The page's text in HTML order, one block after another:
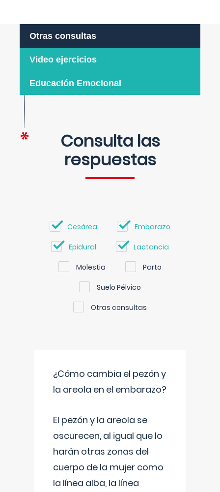
Otras consultas
Video ejercicios
Educación Emocional
Consulta las
respuestas
Cesárea Embarazo
Epidural Lactancia
Molestia Parto
Suelo Pélvico
Otras consultas
¿Cómo cambia el pezón y
la areola en el embarazo?
El pezón y la areola se
oscurecen, al igual que lo
harán otras zonas del
cuerpo de la mujer como
la línea alba, la línea